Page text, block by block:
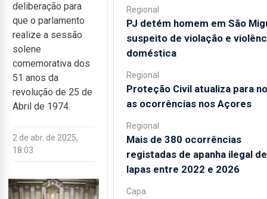
deliberação para
que o parlamento
realize a sessão
solene
comemorativa dos
51 anos da
revolução de 25 de
Abril de 1974.
2 de abr. de 2025,
18:03
Regional
PJ detém homem em São
suspeito de violação e
doméstica
Regional
Proteção Civil atualiza para
as ocorrências nos Açores
Regional
Mais de 380 ocorrências
registadas de apanha ilegal de
lapas entre 2022 e 2026
Capa